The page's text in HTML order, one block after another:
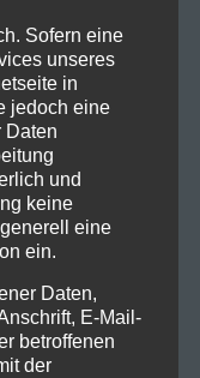
Sofern eine
unseres
in
jedoch eine
Daten
und
keine
eine
ein.
Daten,
E-Mail-
betroffenen
der